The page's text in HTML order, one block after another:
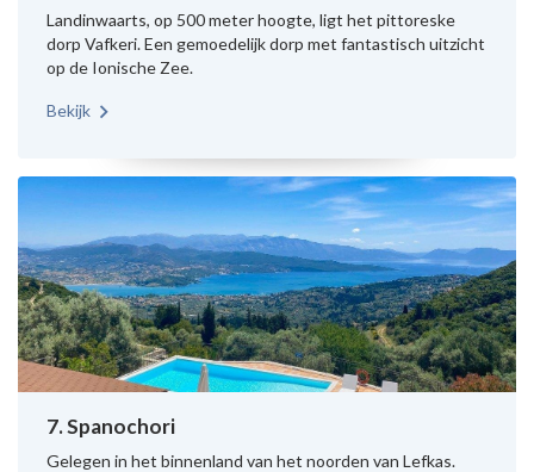
Landinwaarts, op 500 meter hoogte, ligt het pittoreske
dorp Vafkeri. Een gemoedelijk dorp met fantastisch uitzicht
op de Ionische Zee.
Bekijk
7. Spanochori
Gelegen in het binnenland van het noorden van Lefkas.